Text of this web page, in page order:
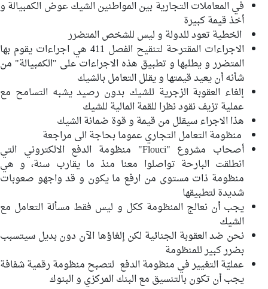
في المعاملات التجارية بين المواطنين الشيك عوض الكمبيالة و
أخذ قيمة كبيرة
الخطية تعود للدولة و ليس للشخص المتضرر
الاجراءات المقترحة لتنقيح الفصل 411 هي اجراءات يقوم بها
المتضرر و يطلبها و تطبيق هذه الاجراءات على "الكمبيالة" من
شأنه أن يعيد قيمتها و يقلل التعامل بالشيك
إلغاء العقوبة الزجرية للشيك بدون رصيد يشبه التسامح مع
عملية تزيف نقود نظرا للقمة المالية للشيك
هذا الاجراء سيقلل من قيمة و قوة ضمانة الشيك
منظومة التعامل التجاري عموما بحاجة الى مراجعة
أصحاب مشروع "Flouci" منظومة الدفع الالكتروني التي
انطلقت البارحة تواصلوا معنا منذ ما يقارب سنة، و هي
منظومة ذات مستوى من ارفع ما يكون و قد واجهو صعوبات
شديدة لتطبيقها
يجب أن نعالج المنظومة ككل و ليس فقط مسألة التعامل مع
الشيك
نحن ضد العقوبة الجنائية لكن إلغاؤها الآن دون بديل سيتسبب
بضرر كبير للمنظومة
عمليّة التغيير في منظومة الدفع لتصبح منظومة رقمية شفافة
يجب أن تكون بالتنسيق مع البنك المركزي و البنوك